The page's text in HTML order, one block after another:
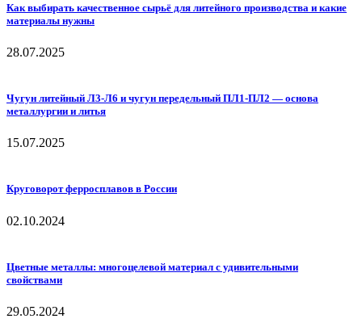
Как выбирать качественное сырьё для литейного производства и какие
материалы нужны
28.07.2025
Чугун литейный Л3-Л6 и чугун передельный ПЛ1-ПЛ2 — основа
металлургии и литья
15.07.2025
Круговорот ферросплавов в России
02.10.2024
Цветные металлы: многоцелевой материал с удивительными
свойствами
29.05.2024